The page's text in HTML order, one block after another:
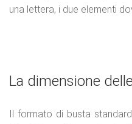
una lettera, i due elementi
La dimensione
Il formato di busta